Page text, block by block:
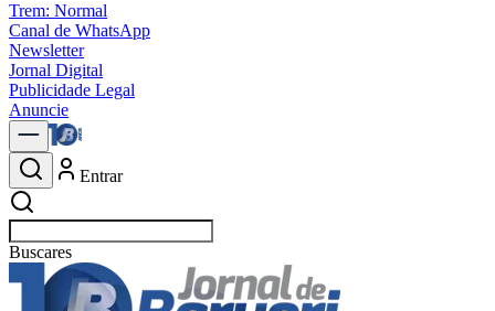
Trem: Normal
Canal de WhatsApp
Newsletter
Jornal Digital
Publicidade Legal
Anuncie
Entrar
Buscarpo